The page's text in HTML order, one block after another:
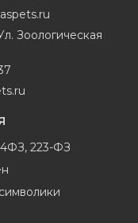
Зоологическая
223-ФЗ